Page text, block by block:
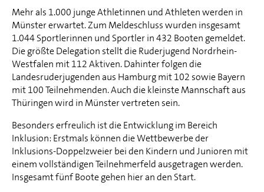
Mehr als 1.000 junge Athletinnen und Athleten werden in
Münster erwartet. Zum Meldeschluss wurden insgesamt
1.044 Sportlerinnen und Sportler in 432 Booten gemeldet.
Die größte Delegation stellt die Ruderjugend Nordrhein-
Westfalen mit 112 Aktiven. Dahinter folgen die
Landesruderjugenden aus Hamburg mit 102 sowie Bayern
mit 100 Teilnehmenden. Auch die kleinste Mannschaft aus
Thüringen wird in Münster vertreten sein.
Besonders erfreulich ist die Entwicklung im Bereich
Inklusion: Erstmals können die Wettbewerbe der
Inklusions-Doppelzweier bei den Kindern und Junioren mit
einem vollständigen Teilnehmerfeld ausgetragen werden.
Insgesamt fünf Boote gehen hier an den Start.